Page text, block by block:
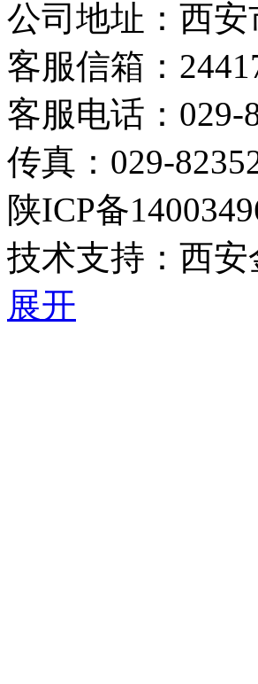
公司地址： 西安
客服信箱：
客服电话： 029-
传真： 029-
陕ICP备
技术支持： 西安
展开